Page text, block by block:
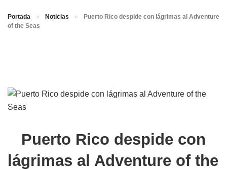
Portada » Noticias »
Puerto Rico despide con lágrimas al Adventure
of the Seas
Puerto Rico despide con
lágrimas al Adventure of the